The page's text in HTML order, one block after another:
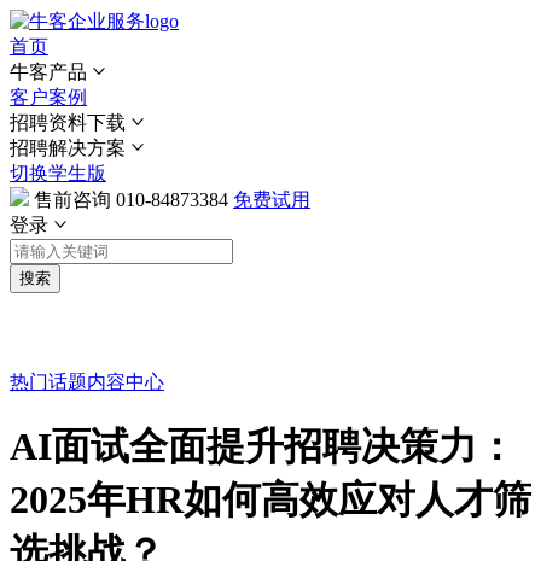
首页
牛客产品
客户案例
招聘资料下载
招聘解决方案
切换学生版
售前咨询 010-84873384 免费试用
登录
搜索
热门话题内容中心
AI面试全面提升招聘决策力：
2025年HR如何高效应对人才筛